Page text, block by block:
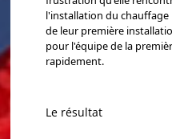
l'installation du chauffage
de leur première
pour l'équipe de la
rapidement.
Le résultat